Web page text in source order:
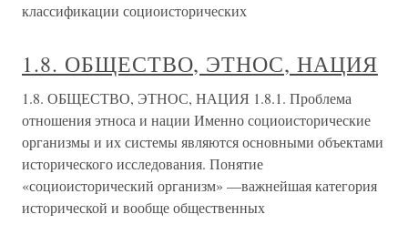
классификации социоисторических
1.8. ОБЩЕСТВО, ЭТНОС, НАЦИЯ
1.8. ОБЩЕСТВО, ЭТНОС, НАЦИЯ 1.8.1. Проблема
отношения этноса и нации Именно социоисторические
организмы и их системы являются основными объектами
исторического исследования. Понятие
«социоисторический организм» —важнейшая категория
исторической и вообще общественных